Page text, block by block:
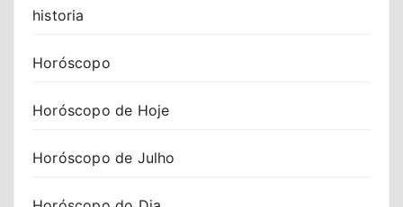
historia
Horóscopo
Horóscopo de Hoje
Horóscopo de Julho